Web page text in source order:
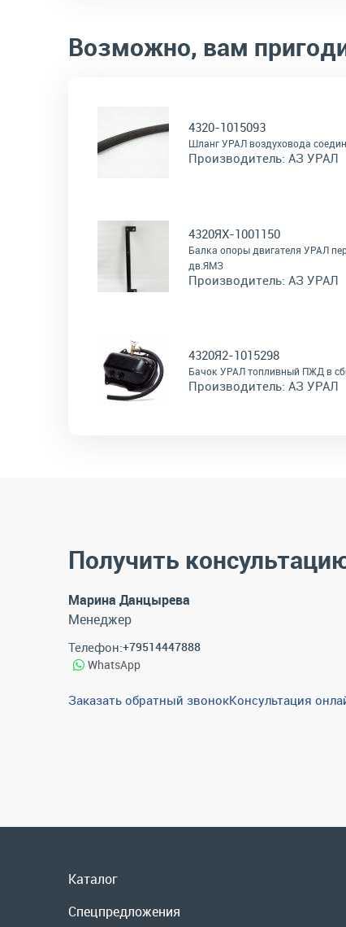
Возможно, вам
4320-1015093
Шланг УРАЛ воздуховода
Производитель: АЗ УРАЛ
4320ЯХ-1001150
Балка опоры двигателя УРАЛ
дв.ЯМЗ
Производитель: АЗ УРАЛ
4320Я2-1015298
Бачок УРАЛ топливный ПЖД в
Производитель: АЗ УРАЛ
Получить
Марина Данцырева
Менеджер
Телефон:+79514447888
WhatsApp
Заказать обратный звонокКонсультация
Каталог
Гарантии и возврат